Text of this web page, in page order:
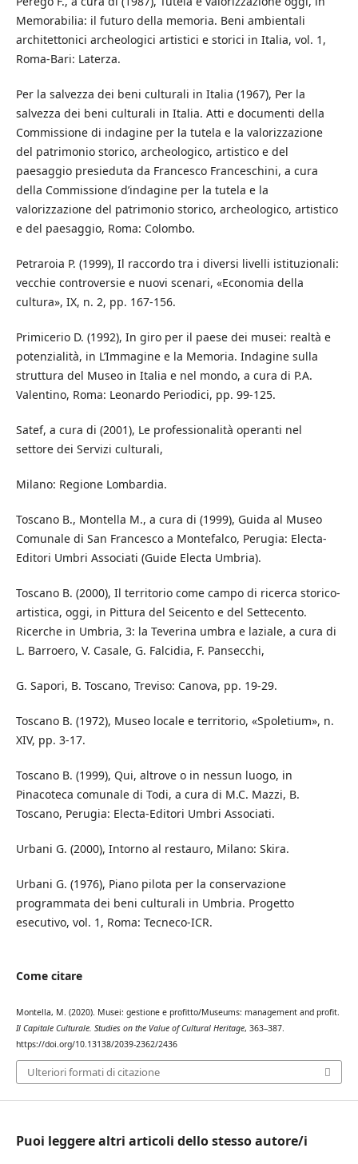
Memorabilia: il futuro della memoria. Beni ambientali
architettonici archeologici artistici e storici in Italia, vol. 1,
Roma-Bari: Laterza.
Per la salvezza dei beni culturali in Italia (1967), Per la
salvezza dei beni culturali in Italia. Atti e documenti della
Commissione di indagine per la tutela e la valorizzazione
del patrimonio storico, archeologico, artistico e del
paesaggio presieduta da Francesco Franceschini, a cura
della Commissione d’indagine per la tutela e la
valorizzazione del patrimonio storico, archeologico, artistico
e del paesaggio, Roma: Colombo.
Petraroia P. (1999), Il raccordo tra i diversi livelli istituzionali:
vecchie controversie e nuovi scenari, «Economia della
cultura», IX, n. 2, pp. 167-156.
Primicerio D. (1992), In giro per il paese dei musei: realtà e
potenzialità, in L’Immagine e la Memoria. Indagine sulla
struttura del Museo in Italia e nel mondo, a cura di P.A.
Valentino, Roma: Leonardo Periodici, pp. 99-125.
Satef, a cura di (2001), Le professionalità operanti nel
settore dei Servizi culturali,
Milano: Regione Lombardia.
Toscano B., Montella M., a cura di (1999), Guida al Museo
Comunale di San Francesco a Montefalco, Perugia: Electa-
Editori Umbri Associati (Guide Electa Umbria).
Toscano B. (2000), Il territorio come campo di ricerca storico-
artistica, oggi, in Pittura del Seicento e del Settecento.
Ricerche in Umbria, 3: la Teverina umbra e laziale, a cura di
L. Barroero, V. Casale, G. Falcidia, F. Pansecchi,
G. Sapori, B. Toscano, Treviso: Canova, pp. 19-29.
Toscano B. (1972), Museo locale e territorio, «Spoletium», n.
XIV, pp. 3-17.
Toscano B. (1999), Qui, altrove o in nessun luogo, in
Pinacoteca comunale di Todi, a cura di M.C. Mazzi, B.
Toscano, Perugia: Electa-Editori Umbri Associati.
Urbani G. (2000), Intorno al restauro, Milano: Skira.
Urbani G. (1976), Piano pilota per la conservazione
programmata dei beni culturali in Umbria. Progetto
esecutivo, vol. 1, Roma: Tecneco-ICR.
Come citare
Montella, M. (2020). Musei: gestione e profitto/Museums: management and profit.
Il Capitale Culturale. Studies on the Value of Cultural Heritage, 363–387.
https://doi.org/10.13138/2039-2362/2436
Ulteriori formati di citazione
Puoi leggere altri articoli dello stesso autore/i